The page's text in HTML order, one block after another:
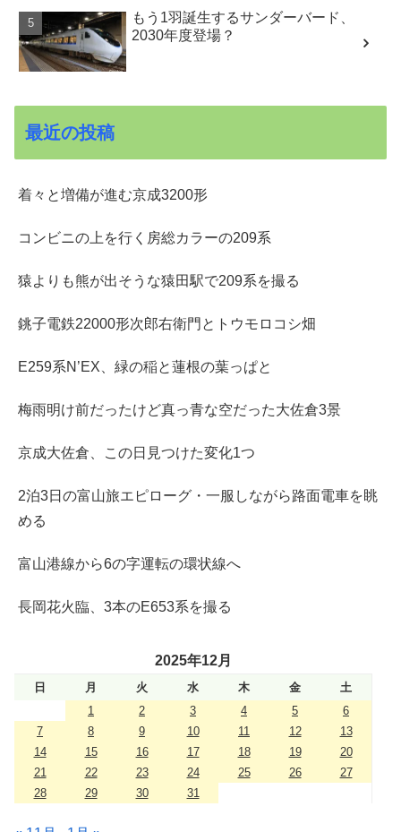
もう1羽誕生するサンダーバード、
2030年度登場？
最近の投稿
着々と増備が進む京成3200形
コンビニの上を行く房総カラーの209系
猿よりも熊が出そうな猿田駅で209系を撮る
銚子電鉄22000形次郎右衛門とトウモロコシ畑
E259系N’EX、緑の稲と蓮根の葉っぱと
梅雨明け前だったけど真っ青な空だった大佐倉3景
京成大佐倉、この日見つけた変化1つ
2泊3日の富山旅エピローグ・一服しながら路面電車を眺
める
富山港線から6の字運転の環状線へ
長岡花火臨、3本のE653系を撮る
2025年12月
日 月 火 水 木 金
土
1
2 3 4 5
6
7
8 9 10 11 12
13
14
15 16 17 18 19
20
21
22 23 24 25 26
27
28
29 30 31